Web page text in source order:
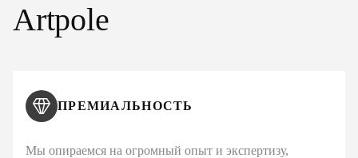
Artpole
ПРЕМИАЛЬНОСТЬ
Мы опираемся на огромный опыт и экспертизу,